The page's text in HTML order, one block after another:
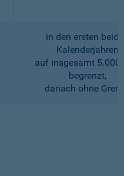
in den ersten
Kalenderjahren
auf insgesamt 5.000
begrenzt,
danach ohne